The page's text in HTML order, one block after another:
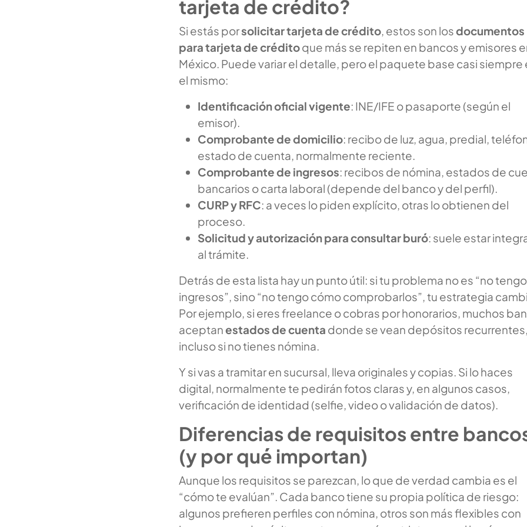
tarjeta de crédito?
Si estás porsolicitar tarjeta de crédito, estos son losdocumentos
para tarjeta de créditoque más se repiten en bancos y emisores
México. Puede variar el detalle, pero el paquete base casi siempre
el mismo:
Identificación oficial vigente: INE/IFE o pasaporte (según el
emisor).
Comprobante de domicilio: recibo de luz, agua, predial,
estado de cuenta, normalmente reciente.
Comprobante de ingresos: recibos de nómina, estados de
bancarios o carta laboral (depende del banco y del perfil).
CURP y RFC: a veces lo piden explícito, otras lo obtienen del
proceso.
Solicitud y autorización para consultar buró: suele estar
al trámite.
Detrás de esta lista hay un punto útil: si tu problema no es “no tengo
ingresos”, sino “no tengo cómo comprobarlos”, tu estrategia
Por ejemplo, si eres freelance o cobras por honorarios, muchos
aceptanestados de cuenta donde se vean depósitos recurrentes,
incluso si no tienes nómina.
Y si vas a tramitar en sucursal, lleva originales y copias. Si lo haces
digital, normalmente te pedirán fotos claras y, en algunos casos,
verificación de identidad (selfie, video o validación de datos).
Diferencias de requisitos entre
(y por qué importan)
Aunque los requisitos se parezcan, lo que de verdad cambia es el
“cómo te evalúan”. Cada banco tiene su propia política de riesgo:
algunos prefieren perfiles con nómina, otros son más flexibles con